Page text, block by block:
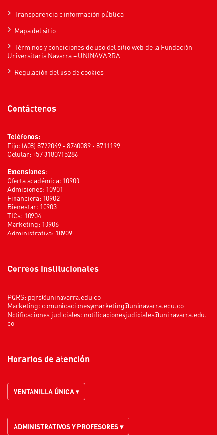
Transparencia e información pública
Mapa del sitio
Términos y condiciones de uso del sitio web de la Fundación
Universitaria Navarra – UNINAVARRA
Regulación del uso de cookies
Contáctenos
Teléfonos:
Fijo: (608) 8722049 - 8740089 - 8711199
Celular: +57 3180715286
Extensiones:
Oferta académica: 10900
Admisiones: 10901
Financiera: 10902
Bienestar: 10903
TICs: 10904
Marketing: 10906
Administrativa: 10909
Correos institucionales
PQRS: pqrs@uninavarra.edu.co
Marketing: comunicacionesymarketing@uninavarra.edu.co
Notificaciones judiciales: notificacionesjudiciales@uninavarra.edu.
co
Horarios de atención
VENTANILLA ÚNICA ▾
ADMINISTRATIVOS Y PROFESORES ▾